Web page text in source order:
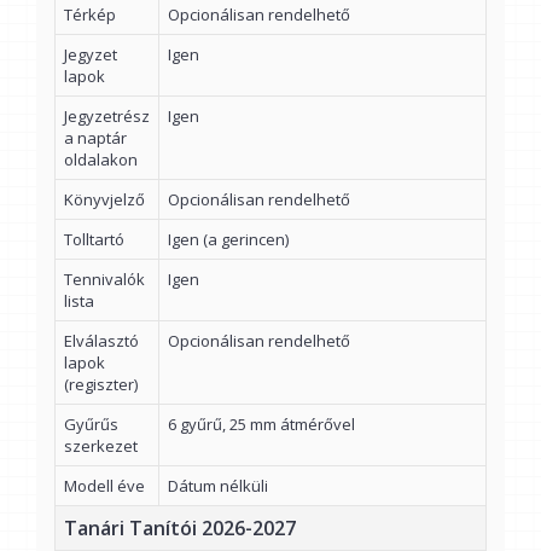
Térkép
Opcionálisan rendelhető
Jegyzet
lapok
Igen
Jegyzetrész
a naptár
oldalakon
Igen
Könyvjelző
Opcionálisan rendelhető
Tolltartó
Igen (a gerincen)
Tennivalók
lista
Igen
Elválasztó
lapok
(regiszter)
Opcionálisan rendelhető
Gyűrűs
szerkezet
6 gyűrű, 25 mm átmérővel
Modell éve Dátum nélküli
Tanári Tanítói 2026-2027